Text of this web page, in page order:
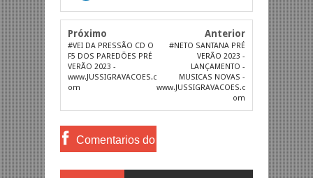
Próximo
#VEI DA PRESSÃO CD O
F5 DOS PAREDÕES PRÉ
VERÃO 2023 -
www.JUSSIGRAVACOES.c
om
Anterior
#NETO SANTANA PRÉ
VERÃO 2023 -
LANÇAMENTO -
MUSICAS NOVAS -
www.JUSSIGRAVACOES.c
om
Comentarios do